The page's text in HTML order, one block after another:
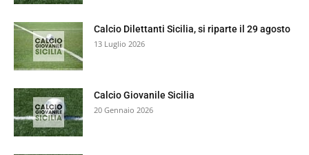
Calcio Dilettanti Sicilia, si riparte il 29 agosto
13 Luglio 2026
Calcio Giovanile Sicilia
20 Gennaio 2026